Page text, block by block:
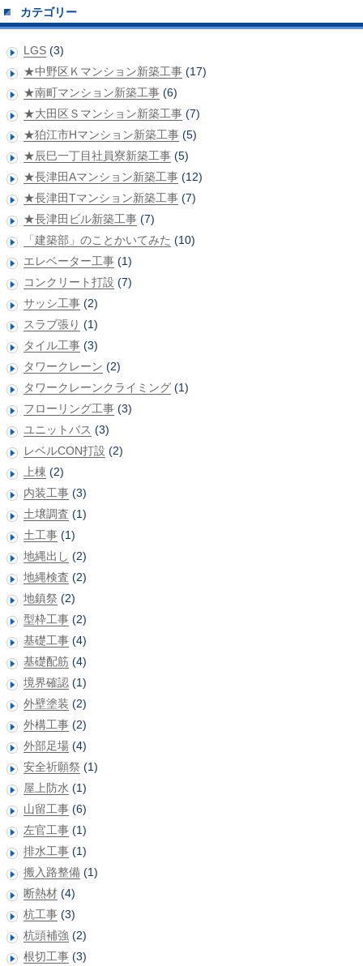
カテゴリー
LGS (3)
★中野区Ｋマンション新築工事 (17)
★南町マンション新築工事 (6)
★大田区Ｓマンション新築工事 (7)
★狛江市Hマンション新築工事 (5)
★辰巳一丁目社員寮新築工事 (5)
★長津田Aマンション新築工事 (12)
★長津田Tマンション新築工事 (7)
★長津田ビル新築工事 (7)
「建築部」のことかいてみた (10)
エレベーター工事 (1)
コンクリート打設 (7)
サッシ工事 (2)
スラブ張り (1)
タイル工事 (3)
タワークレーン (2)
タワークレーンクライミング (1)
フローリング工事 (3)
ユニットバス (3)
レベルCON打設 (2)
上棟 (2)
内装工事 (3)
土壌調査 (1)
土工事 (1)
地縄出し (2)
地縄検査 (2)
地鎮祭 (2)
型枠工事 (2)
基礎工事 (4)
基礎配筋 (4)
境界確認 (1)
外壁塗装 (2)
外構工事 (2)
外部足場 (4)
安全祈願祭 (1)
屋上防水 (1)
山留工事 (6)
左官工事 (1)
排水工事 (1)
搬入路整備 (1)
断熱材 (4)
杭工事 (3)
杭頭補強 (2)
根切工事 (3)